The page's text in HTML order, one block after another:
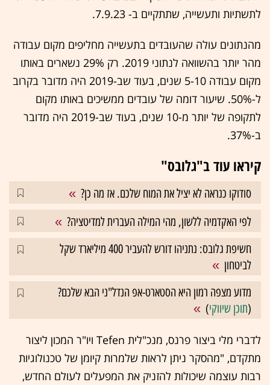
לתשתיות ותעשייה, שתתקיים ב- 7.9.23.
מהנתונים עולה שהעובדים בתעשייה מחליפים מקום עבודה
מהר יותר בהשוואה לנתוני 2019. רק 29% נשארים באותו
מקום עבודה 5-10 שנים, בעוד שב-2019 היה מדובר בקרוב
ל-50%. שיעור דומה של עובדים ממשיכים באותו מקום
לתקופה של יותר מ-10 שנים, בעוד שב-2019 היה מדובר
ב-37%.
קיראו עוד ב"גלובס"
סודוקו כנראה לא יציל את המוח שלכם. אז מה כן?
לפי האקדמיה ללשון, מהי המילה העברית למדיטציה?
חשיפת גלובס: נתניהו דורש להעביר 400 מיליארד שקל
לביטחון
מדוע מצפה רמון היא הסטארט-אפ הנדל"ני הבא שלכם?
(תוכן שיווקי)
לדברי מלי ביצור פרנס, מנכ"לית Tefen ויו"ר המכון ליצור
מתקדם, "מהסקר ניתן לראות שלמרות קיומן של טכנולוגיות
רבות עוצמה שיכולות להזניק את המפעלים לעולם החדש,